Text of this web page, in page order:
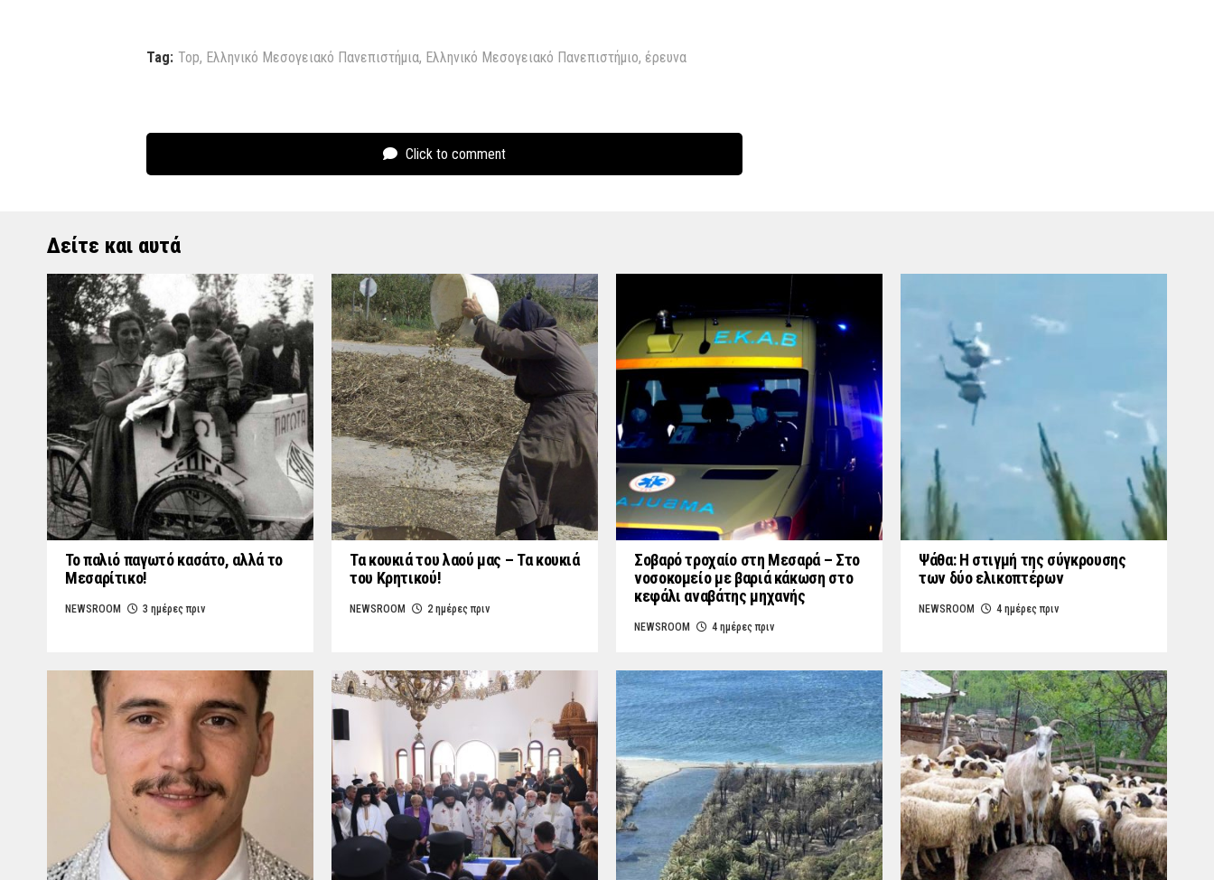
Tag: Top, Ελληνικό Μεσογειακό Πανεπιστήμια, Ελληνικό Μεσογειακό Πανεπιστήμιο, έρευνα
Click to comment
Δείτε και αυτά
Το παλιό παγωτό κασάτο, αλλά το
Μεσαρίτικο!
NEWSROOM 3 ημέρες πριν
Τα κουκιά του λαού μας – Τα κουκιά
του Κρητικού!
NEWSROOM 2 ημέρες πριν
Σοβαρό τροχαίο στη Μεσαρά – Στο
νοσοκομείο με βαριά κάκωση στο
κεφάλι αναβάτης μηχανής
NEWSROOM 4 ημέρες πριν
Ψάθα: Η στιγμή της σύγκρουσης
των δύο ελικοπτέρων
NEWSROOM 4 ημέρες πριν